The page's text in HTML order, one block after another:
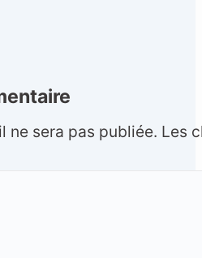
ne sera pas publiée. Les